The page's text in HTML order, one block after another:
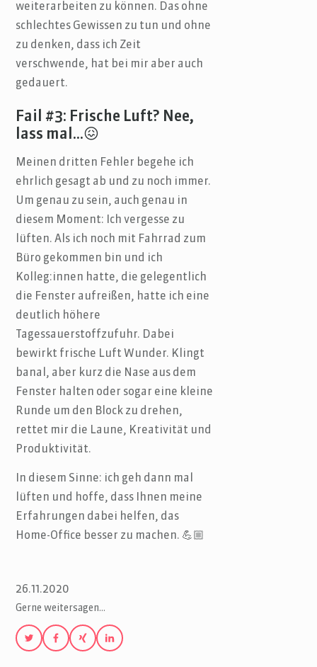
weiterarbeiten zu können. Das ohne
schlechtes Gewissen zu tun und ohne
zu denken, dass ich Zeit
verschwende, hat bei mir aber auch
gedauert.
Fail #3: Frische Luft? Nee,
lass mal...😖
Meinen dritten Fehler begehe ich
ehrlich gesagt ab und zu noch immer.
Um genau zu sein, auch genau in
diesem Moment: Ich vergesse zu
lüften. Als ich noch mit Fahrrad zum
Büro gekommen bin und ich
Kolleg:innen hatte, die gelegentlich
die Fenster aufreißen, hatte ich eine
deutlich höhere
Tagessauerstoffzufuhr. Dabei
bewirkt frische Luft Wunder. Klingt
banal, aber kurz die Nase aus dem
Fenster halten oder sogar eine kleine
Runde um den Block zu drehen,
rettet mir die Laune, Kreativität und
Produktivität.
In diesem Sinne: ich geh dann mal
lüften und hoffe, dass Ihnen meine
Erfahrungen dabei helfen, das
Home-Office besser zu machen. 💪🏼
26.11.2020
Gerne weitersagen…